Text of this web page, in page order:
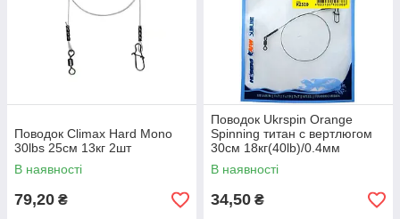
Поводок Climax Hard Mono
30lbs 25см 13кг 2шт
В наявності
79,20 ₴
Поводок Ukrspin Orange
Spinning титан с вертлюгом
30см 18кг(40lb)/0.4мм
В наявності
34,50 ₴